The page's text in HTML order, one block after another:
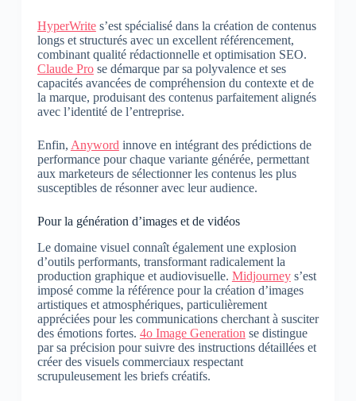
HyperWrites’est spécialisé dans la création de contenus
longs et structurés avec un excellent référencement,
combinant qualité rédactionnelle et optimisation SEO.
Claude Prose démarque par sa polyvalence et ses
capacités avancées de compréhension du contexte et de
la marque, produisant des contenus parfaitement alignés
avec l’identité de l’entreprise.
Enfin, Anyword innove en intégrant des prédictions de
performance pour chaque variante générée, permettant
aux marketeurs de sélectionner les contenus les plus
susceptibles de résonner avec leur audience.
Pour la génération d’images et de vidéos
Le domaine visuel connaît également une explosion
d’outils performants, transformant radicalement la
production graphique et audiovisuelle. Midjourneys’est
imposé comme la référence pour la création d’images
artistiques et atmosphériques, particulièrement
appréciées pour les communications cherchant à susciter
des émotions fortes. 4o Image Generation se distingue
par sa précision pour suivre des instructions détaillées et
créer des visuels commerciaux respectant
scrupuleusement les briefs créatifs.